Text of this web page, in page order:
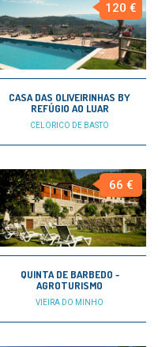
120 €
CASA DAS OLIVEIRINHAS BY
REFÚGIO AO LUAR
CELORICO DE BASTO
66 €
QUINTA DE BARBEDO -
AGROTURISMO
VIEIRA DO MINHO